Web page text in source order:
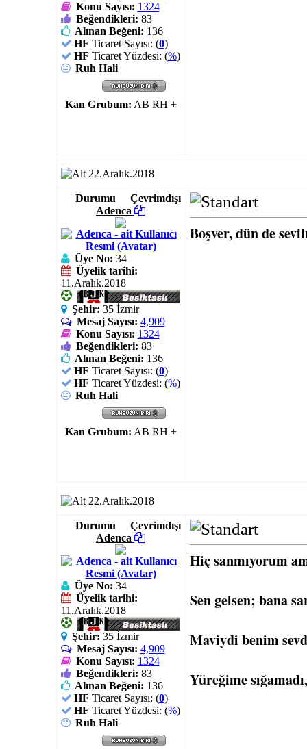
Konu Sayısı: 1324
Beğendikleri: 83
Alınan Beğeni: 136
HF Ticaret Sayısı: (0)
HF Ticaret Yüzdesi: (%)
Ruh Hali
Kan Grubum: AB RH +
22.Aralık.2018
Durumu
Çevrimdışı
Adenca
Üye No: 34
Üyelik tarihi:
11.Aralık.2018
Şehir: 35 İzmir
Mesaj Sayısı: 4,909
Konu Sayısı: 1324
Beğendikleri: 83
Alınan Beğeni: 136
HF Ticaret Sayısı: (0)
HF Ticaret Yüzdesi: (%)
Ruh Hali
Kan Grubum: AB RH +
Boşver, dün de
22.Aralık.2018
Durumu
Çevrimdışı
Adenca
Üye No: 34
Üyelik tarihi:
11.Aralık.2018
Şehir: 35 İzmir
Mesaj Sayısı: 4,909
Konu Sayısı: 1324
Beğendikleri: 83
Alınan Beğeni: 136
HF Ticaret Sayısı: (0)
HF Ticaret Yüzdesi: (%)
Ruh Hali
Hiç sanmıyorum
Sen gelsen; bana
Maviydi benim
Yüreğime